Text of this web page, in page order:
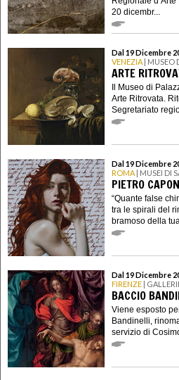
20 dicembr...
Dal 19 Dicembre
VENEZIA | MUSEO
ARTE
Il Museo di
Arte Ritrovata.
Segretariato
Dal 19 Dicembre
ROMA | MUSEI DI
PIETRO
“Quante false
tra le spirali del
bramoso della
Dal 19 Dicembre
FIRENZE |
BACCIO
Viene esposto
Bandinelli,
servizio di